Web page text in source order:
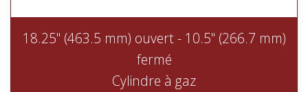
18.25" (463.5 mm) ouvert - 10.5" (266.7 mm)
fermé
Cylindre à gaz